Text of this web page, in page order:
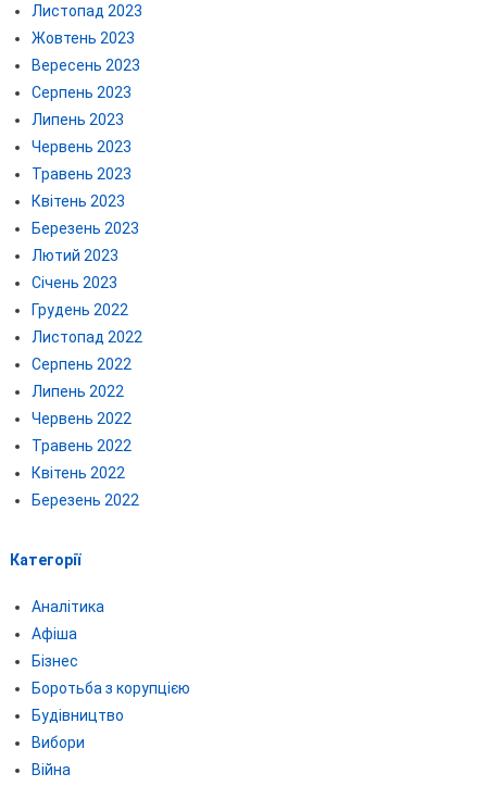
Листопад 2023
Жовтень 2023
Вересень 2023
Серпень 2023
Липень 2023
Червень 2023
Травень 2023
Квітень 2023
Березень 2023
Лютий 2023
Січень 2023
Грудень 2022
Листопад 2022
Серпень 2022
Липень 2022
Червень 2022
Травень 2022
Квітень 2022
Березень 2022
Категорії
Аналітика
Афіша
Бізнес
Боротьба з корупцією
Будівництво
Вибори
Війна